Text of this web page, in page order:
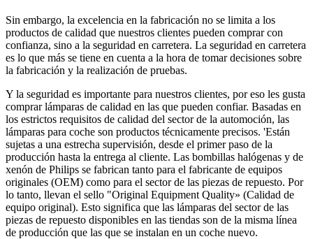
Sin embargo, la excelencia en la fabricación no se limita a los
productos de calidad que nuestros clientes pueden comprar con
confianza, sino a la seguridad en carretera. La seguridad en carretera
es lo que más se tiene en cuenta a la hora de tomar decisiones sobre
la fabricación y la realización de pruebas.
Y la seguridad es importante para nuestros clientes, por eso les gusta
comprar lámparas de calidad en las que pueden confiar. Basadas en
los estrictos requisitos de calidad del sector de la automoción, las
lámparas para coche son productos técnicamente precisos. 'Están
sujetas a una estrecha supervisión, desde el primer paso de la
producción hasta la entrega al cliente. Las bombillas halógenas y de
xenón de Philips se fabrican tanto para el fabricante de equipos
originales (OEM) como para el sector de las piezas de repuesto. Por
lo tanto, llevan el sello "Original Equipment Quality» (Calidad de
equipo original). Esto significa que las lámparas del sector de las
piezas de repuesto disponibles en las tiendas son de la misma línea
de producción que las que se instalan en un coche nuevo.